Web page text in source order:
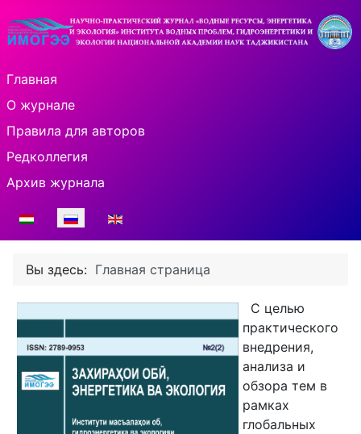
Главная
О журнале
Правила для авторов
Редколлегия
Архив журнала
Выберите язык
Вы здесь: Главная страница
С целью
практического
внедрения,
анализа и
обзора тем в
рамках
глобальных